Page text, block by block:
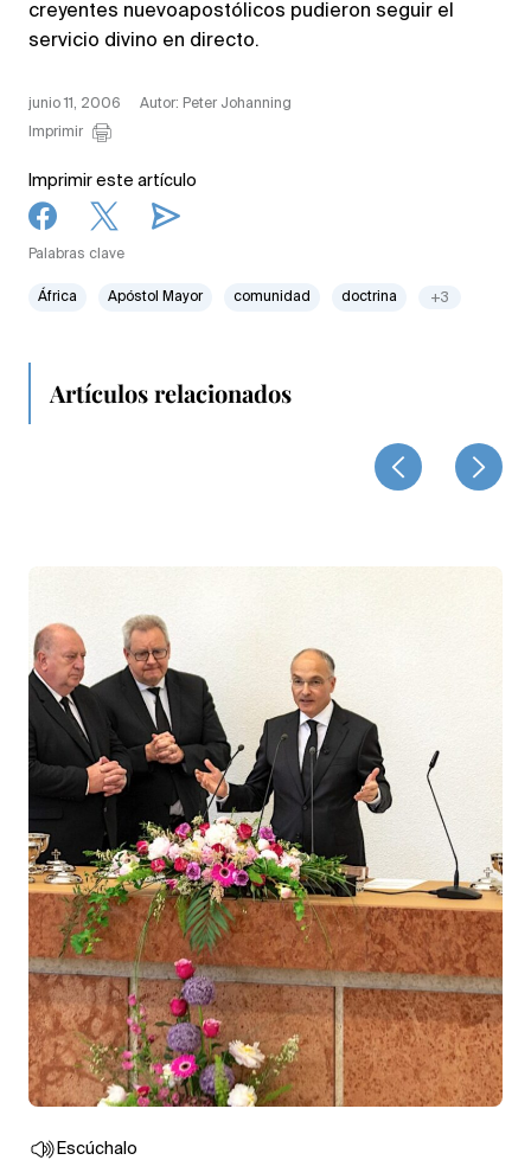
creyentes nuevoapostólicos pudieron seguir el
servicio divino en directo.
junio 11, 2006
Autor: Peter Johanning
Imprimir
Imprimir este artículo
Palabras clave
África Apóstol Mayor comunidad doctrina +3
Artículos relacionados
Escúchalo